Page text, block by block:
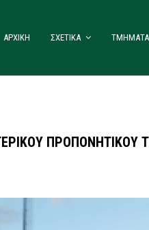
ΑΡΧΙΚΗ ΣΧΕΤΙΚΑ ΤΜΗΜΑΤΑ
ΠΡΟΠΟΝΗΤΙΚΟΥ